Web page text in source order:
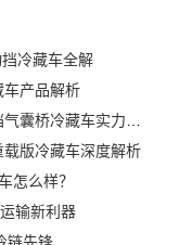
冷藏车全解
车产品解析
桥冷藏车实力解析
版冷藏车深度解析
怎么样？
输新利器